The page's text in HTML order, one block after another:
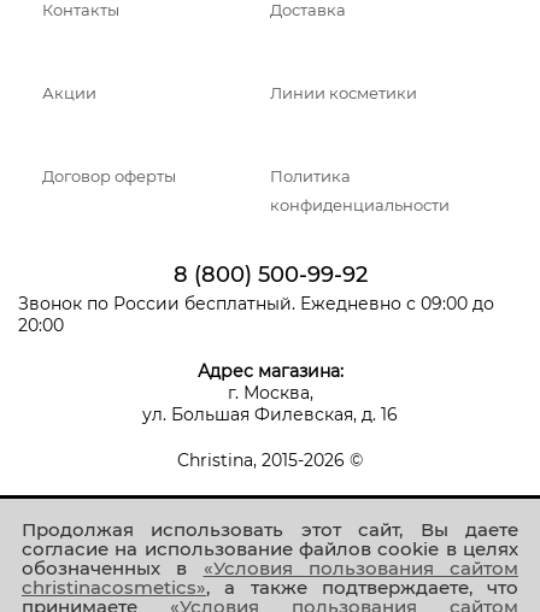
Продолжая использовать этот сайт, Вы даете
согласие на использование файлов cookie в целях
обозначенных в «Условия пользования сайтом
christinacosmetics», а также подтверждаете, что
принимаете «Условия пользования сайтом
Контакты Доставка
Акции Линии косметики
Договор оферты
Политика
конфиденциальности
8 (800) 500-99-92
Звонок по России бесплатный. Ежедневно с 09:00 до
20:00
Адрес магазина:
г. Москва,
ул. Большая Филевская, д. 16
Christina, 2015-2026 ©